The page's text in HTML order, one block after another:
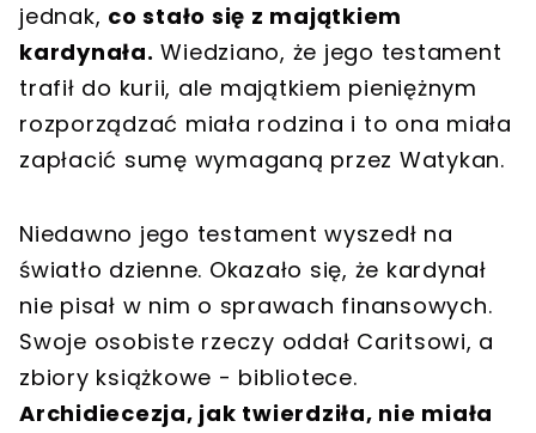
jednak, co stało się z majątkiem
kardynała. Wiedziano, że jego testament
trafił do kurii, ale majątkiem pieniężnym
rozporządzać miała rodzina i to ona miała
zapłacić sumę wymaganą przez Watykan.
Niedawno jego testament wyszedł na
światło dzienne. Okazało się, że kardynał
nie pisał w nim o sprawach finansowych.
Swoje osobiste rzeczy oddał Caritsowi, a
zbiory książkowe - bibliotece.
Archidiecezja, jak twierdziła, nie miała